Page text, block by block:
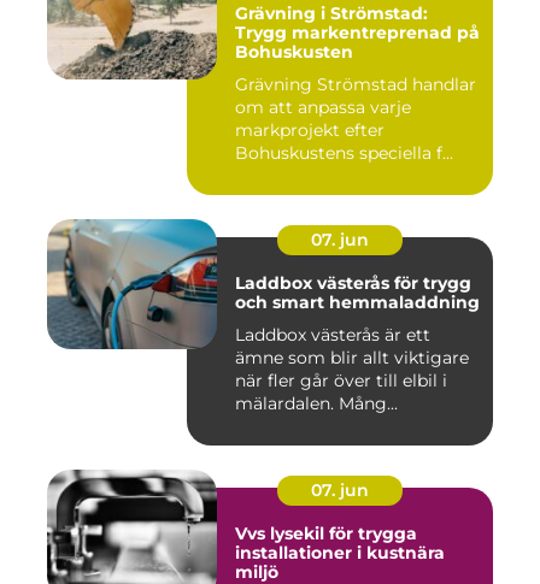
Grävning i Strömstad:
Trygg markentreprenad på
Bohuskusten
Grävning Strömstad handlar
om att anpassa varje
markprojekt efter
Bohuskustens speciella f...
07. jun
Laddbox västerås för trygg
och smart hemmaladdning
Laddbox västerås är ett
ämne som blir allt viktigare
när fler går över till elbil i
mälardalen. Mång...
07. jun
Vvs lysekil för trygga
installationer i kustnära
miljö